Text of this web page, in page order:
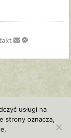
usługi na
strony oznacza,